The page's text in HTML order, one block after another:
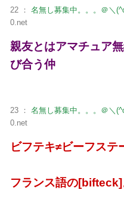
22 ： 名無し募集中。。。＠＼
0.net
親友とはアマチュア
び合う仲
23 ： 名無し募集中。。。＠＼
0.net
ビフテキ≠ビーフステ
フランス語の[bifteck]